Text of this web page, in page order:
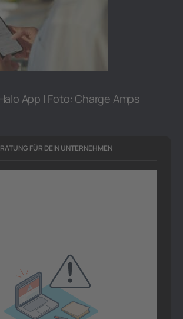
App | Foto: Charge Amps
FÜR DEIN UNTERNEHMEN